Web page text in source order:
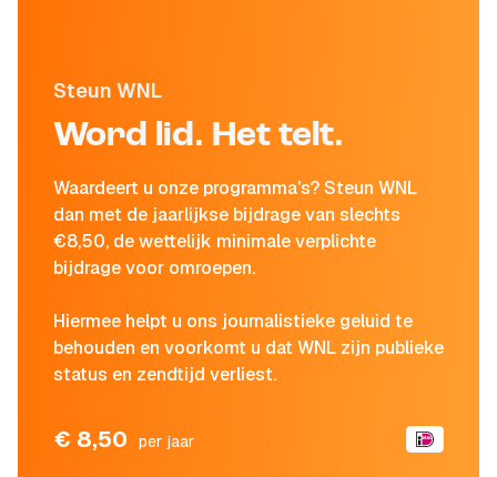
Steun WNL
Word lid. Het telt.
Waardeert u onze programma's? Steun WNL
dan met de jaarlijkse bijdrage van slechts
€8,50, de wettelijk minimale verplichte
bijdrage voor omroepen.
Hiermee helpt u ons journalistieke geluid te
behouden en voorkomt u dat WNL zijn publieke
status en zendtijd verliest.
€ 8,50 per jaar